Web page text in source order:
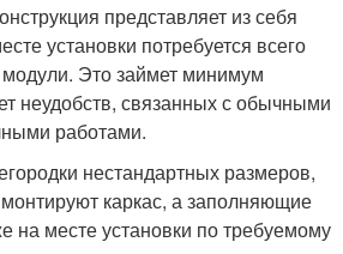
представляет из себя
установки потребуется всего
Это займет минимум
неудобств, связанных с обычными
работами.
нестандартных размеров,
каркас, а заполняющие
на месте установки по требуемому